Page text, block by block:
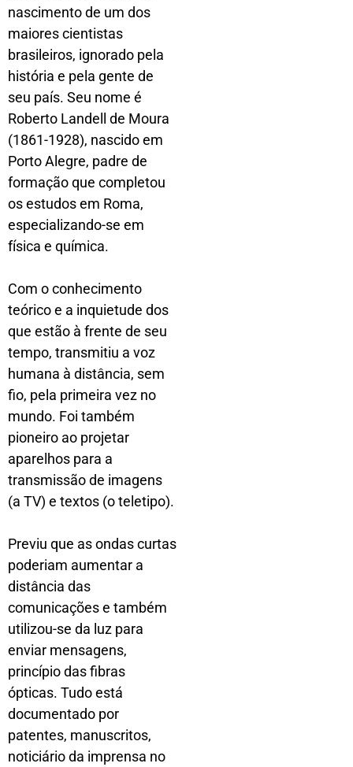
nascimento de um dos
maiores cientistas
brasileiros, ignorado pela
história e pela gente de
seu país. Seu nome é
Roberto Landell de Moura
(1861-1928), nascido em
Porto Alegre, padre de
formação que completou
os estudos em Roma,
especializando-se em
física e química.
Com o conhecimento
teórico e a inquietude dos
que estão à frente de seu
tempo, transmitiu a voz
humana à distância, sem
fio, pela primeira vez no
mundo. Foi também
pioneiro ao projetar
aparelhos para a
transmissão de imagens
(a TV) e textos (o teletipo).
Previu que as ondas curtas
poderiam aumentar a
distância das
comunicações e também
utilizou-se da luz para
enviar mensagens,
princípio das fibras
ópticas. Tudo está
documentado por
patentes, manuscritos,
noticiário da imprensa no